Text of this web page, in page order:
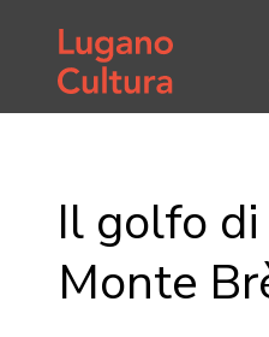
Home page
Il golfo
Monte